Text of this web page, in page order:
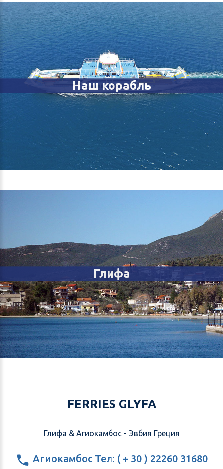
Наш корабль
Глифа
FERRIES GLYFA
Глифа & Агиокамбос - Эвбия Греция
Агиокамбос Тел: ( + 30 ) 22260 31680